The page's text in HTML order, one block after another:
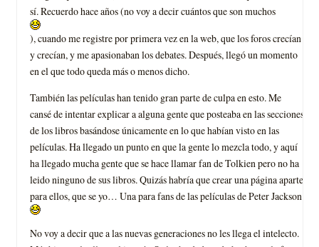
sí. Recuerdo hace años (no voy a decir cuántos que son muchos
), cuando me registre por primera vez en la web, que los foros crecían
y crecían, y me apasionaban los debates. Después, llegó un momento
en el que todo queda más o menos dicho.
También las películas han tenido gran parte de culpa en esto. Me
cansé de intentar explicar a alguna gente que posteaba en las secciones
de los libros basándose únicamente en lo que habían visto en las
películas. Ha llegado un punto en que la gente lo mezcla todo, y aquí
ha llegado mucha gente que se hace llamar fan de Tolkien pero no ha
leido ninguno de sus libros. Quizás habría que crear una página aparte
para ellos, que se yo… Una para fans de las películas de Peter Jackson
No voy a decir que a las nuevas generaciones no les llega el intelecto.